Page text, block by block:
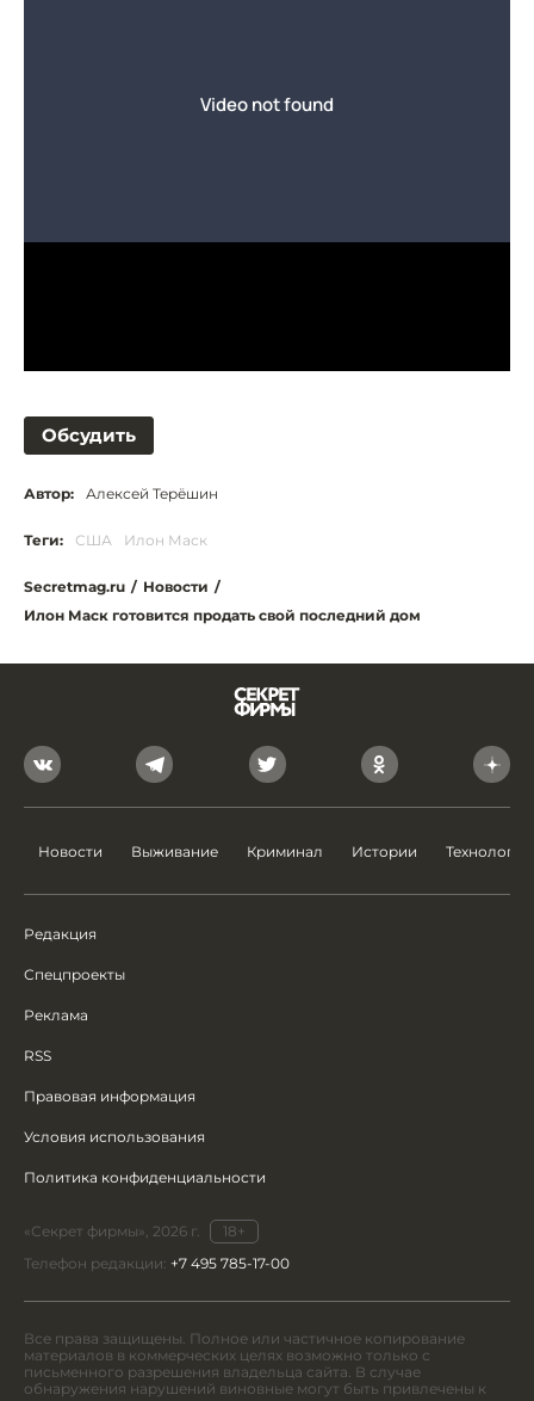
Обсудить
Автор: Алексей Терёшин
Теги: США Илон Маск
Secretmag.ru / Новости /
Илон Маск готовится продать свой последний дом
Новости Выживание Криминал Истории Технологии
Редакция
Спецпроекты
Реклама
RSS
Правовая информация
Условия использования
Политика конфиденциальности
«Секрет фирмы», 2026 г.
18+
Телефон редакции: +7 495 785-17-00
Все права защищены. Полное или частичное копирование
материалов в коммерческих целях возможно только с
письменного разрешения владельца сайта. В случае
обнаружения нарушений виновные могут быть привлечены к